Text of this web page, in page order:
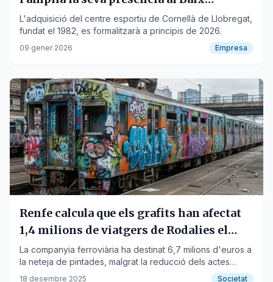
Llobregat
L'adquisició del centre esportiu de Cornellà de Llobregat,
fundat el 1982, es formalitzarà a principis de 2026.
09 gener 2026 Empresa
Renfe calcula que els grafits han afectat
1,4 milions de viatgers de Rodalies el
2025
La companyia ferroviària ha destinat 6,7 milions d'euros a
la neteja de pintades, malgrat la reducció dels actes
vandàlics.
18 desembre 2025 Societat